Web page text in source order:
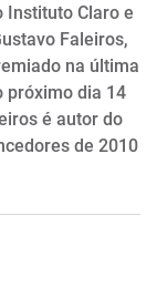
Instituto Claro e
Faleiros,
na última
próximo dia 14
é autor do
de 2010